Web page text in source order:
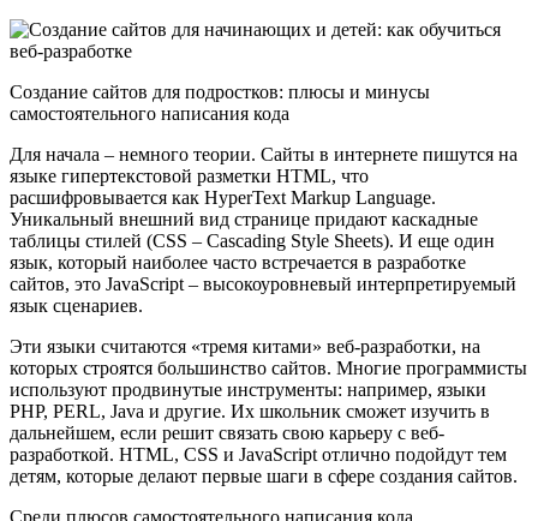
Создание сайтов для подростков: плюсы и минусы
самостоятельного написания кода
Для начала – немного теории. Сайты в интернете пишутся на
языке гипертекстовой разметки HTML, что
расшифровывается как HyperText Markup Language.
Уникальный внешний вид странице придают каскадные
таблицы стилей (CSS – Cascading Style Sheets). И еще один
язык, который наиболее часто встречается в разработке
сайтов, это JavaScript – высокоуровневый интерпретируемый
язык сценариев.
Эти языки считаются «тремя китами» веб-разработки, на
которых строятся большинство сайтов. Многие программисты
используют продвинутые инструменты: например, языки
PHP, PERL, Java и другие. Их школьник сможет изучить в
дальнейшем, если решит связать свою карьеру с веб-
разработкой. HTML, CSS и JavaScript отлично подойдут тем
детям, которые делают первые шаги в сфере создания сайтов.
Среди плюсов самостоятельного написания кода